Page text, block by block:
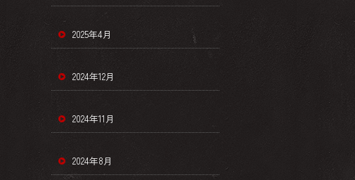
2025年4月
2024年12月
2024年11月
2024年8月